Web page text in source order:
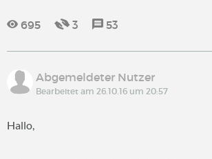
695 3 53
Abgemeldeter Nutzer
Bearbeitet am 26.10.16 um 20:57
Hallo,